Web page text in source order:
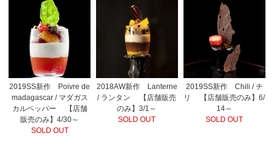
2019SS新作 Poivre de
madagascar / マダガス
カルペッパー 【店舗
販売のみ】4/30～
SOLD OUT
2018AW新作 Lanterne
/ ランタン 【店舗販売
のみ】3/1～
SOLD OUT
2019SS新作 Chili / チ
リ 【店舗販売のみ】6/
14～
SOLD OUT